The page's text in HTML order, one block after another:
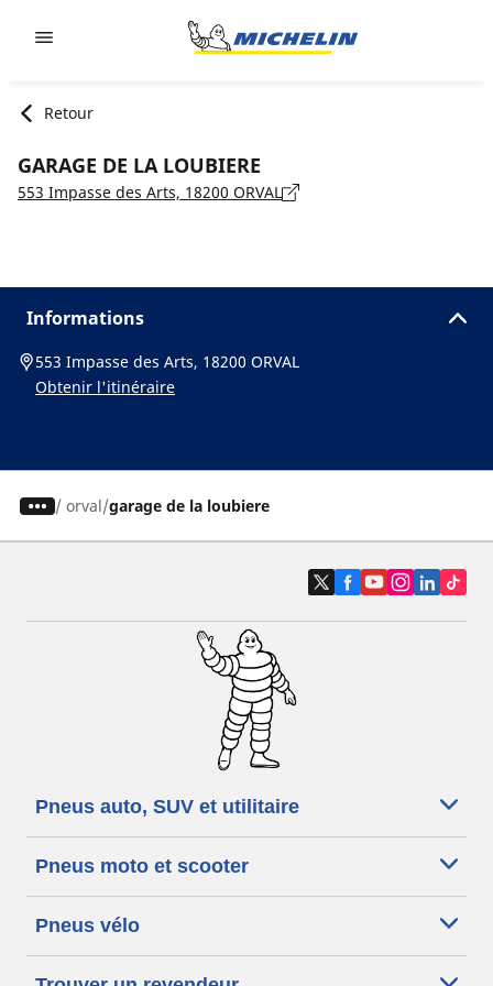
Retour
GARAGE DE LA LOUBIERE
553 Impasse des Arts, 18200 ORVAL
Informations
553 Impasse des Arts, 18200 ORVAL
Obtenir l'itinéraire
/ orval garage de la loubiere
Pneus auto, SUV et utilitaire
Pneus moto et scooter
Pneus vélo